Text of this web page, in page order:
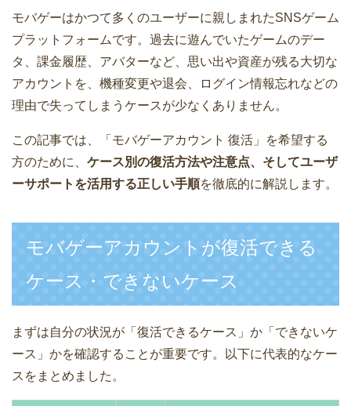
モバゲーはかつて多くのユーザーに親しまれたSNSゲーム
プラットフォームです。過去に遊んでいたゲームのデー
タ、課金履歴、アバターなど、思い出や資産が残る大切な
アカウントを、機種変更や退会、ログイン情報忘れなどの
理由で失ってしまうケースが少なくありません。
この記事では、「モバゲーアカウント 復活」を希望する
方のために、 ケース別の復活方法や注意点、そしてユーザ
ーサポートを活用する正しい手順を徹底的に解説します。
モバゲーアカウントが復活できる
ケース・できないケース
まずは自分の状況が「復活できるケース」か「できないケ
ース」かを確認することが重要です。以下に代表的なケー
スをまとめました。